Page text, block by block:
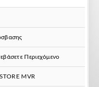
Εφαρμογών
Στη Συσκευή Σας
Τον Κωδικό Του
Περιεχόμενο
Ενσωματωμένα Σε
MVR